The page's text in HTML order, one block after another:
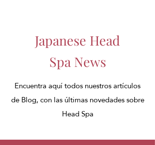
Japanese Head
Spa News
Encuentra aquí todos nuestros artículos
de Blog, con las últimas novedades sobre
Head Spa